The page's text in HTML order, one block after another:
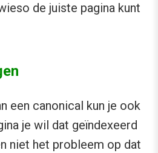
de juiste pagina kunt
een canonical kun je ook
je wil dat geïndexeerd
niet het probleem op dat